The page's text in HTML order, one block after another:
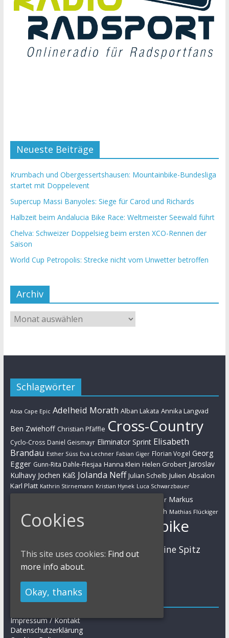
Neueste Beiträge
Krumbach und Obergessertshausen: Mountainbike-Bundesliga
startet mit Doppelevent
Supercup Massi Banyoles: Siege für Carod und Richards
Halbzeit beim Andalucia Bike Race: Weltmeister Seewald führt
Chelva: Schweizer Doppelsieg beim ersten XCO-Rennen der
Saison
World Cup Petropolis: Strecke nicht vom Unwetter betroffen
Archiv
Schlagwörter
Absa Cape Epic Adelheid Morath Alban Lakata Annika Langvad
Ben Zwiehoff Christian Pfäffle Cross-Country
Cyclo-Cross Daniel Geismayr Eliminator Sprint Elisabeth
Brandau Esther Süss Eva Lechner Fabian Giger Florian Vogel Georg
Egger Gunn-Rita Dahle-Flesjaa Hanna Klein Helen Grobert Jaroslav
Kulhavy Jochen Käß Jolanda Neff Julian Schelb Julien Absalon
Karl Platt Kathrin Stirnemann Kristian Hynek Luca Schwarzbauer
Marathon Markus Bauer Markus
Markus Schulte-Lünzum Martin Gluth Mathias Flückiger
Max Brandl Moritz Milatz
Mountainbike
MTB Nadine Rieder Nino Schurter Sabine Spitz
Simon Stiebjahn UCI
Impressum
Impressum / Kontakt
Datenschutzerklärung
Cookies
This site uses cookies: Find out
more info about.
Okay, thanks